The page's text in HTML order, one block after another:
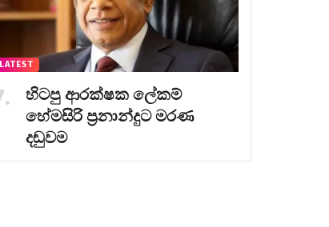
LATEST
හිටපු ආරක්ෂක ලේකම්
හේමසිරි ප්‍රනාන්දුට මරණ
දඬුවම